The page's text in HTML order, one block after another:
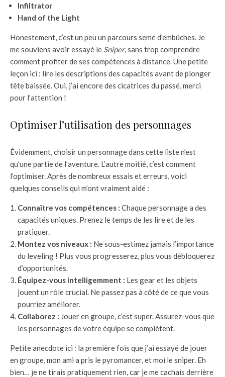
Infiltrator
Hand of the Light
Honestement, c’est un peu un parcours semé d’embûches. Je
me souviens avoir essayé le Sniper, sans trop comprendre
comment profiter de ses compétences à distance. Une petite
leçon ici : lire les descriptions des capacités avant de plonger
tête baissée. Oui, j’ai encore des cicatrices du passé, merci
pour l’attention !
Optimiser l’utilisation des personnages
Évidemment, choisir un personnage dans cette liste n’est
qu’une partie de l’aventure. L’autre moitié, c’est comment
l’optimiser. Après de nombreux essais et erreurs, voici
quelques conseils qui m’ont vraiment aidé :
Connaître vos compétences : Chaque personnage a des
capacités uniques. Prenez le temps de les lire et de les
pratiquer.
Montez vos niveaux : Ne sous-estimez jamais l’importance
du leveling ! Plus vous progresserez, plus vous débloquerez
d’opportunités.
Équipez-vous intelligemment : Les gear et les objets
jouent un rôle crucial. Ne passez pas à côté de ce que vous
pourriez améliorer.
Collaborez : Jouer en groupe, c’est super. Assurez-vous que
les personnages de votre équipe se complètent.
Petite anecdote ici : la première fois que j’ai essayé de jouer
en groupe, mon ami a pris le pyromancer, et moi le sniper. Eh
bien… je ne tirais pratiquement rien, car je me cachais derrière